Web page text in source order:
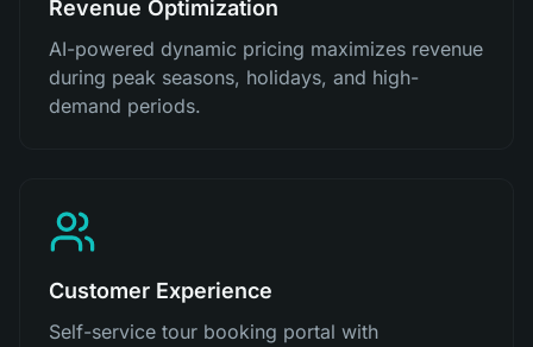
Revenue Optimization
AI-powered dynamic pricing maximizes revenue
during peak seasons, holidays, and high-
demand periods.
Customer Experience
Self-service tour booking portal with